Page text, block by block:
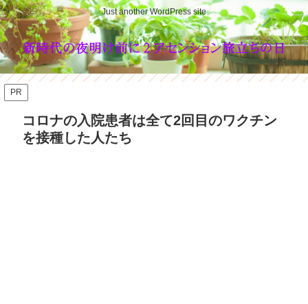
Just another WordPress site
PR
コロナの入院患者は全て2回目のワクチン
を接種した人たち